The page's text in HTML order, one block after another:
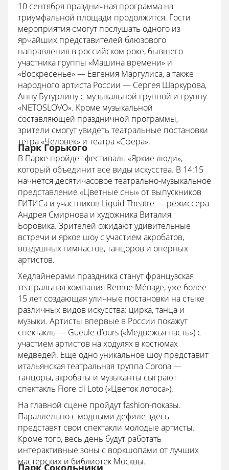
10 сентября праздничная программа на
триумфальной площади продолжится. Гости
мероприятия смогут послушать одного из
ярчайших представителей блюзового
направления в российском роке, бывшего
участника группы «Машина времени» и
«Воскресенье» — Евгения Маргулиса, а также
народного артиста России — Сергея Шаркурова,
Анну Бутурлину с музыкальной группой и группу
«NETOSLOVO». Кроме музыкальной
составляющей праздничной программы,
зрители смогут увидеть театральные постановки
тетра «Человек» и театра «Сфера».
Парк Горького
В Парке пройдет фестиваль «Яркие люди»,
который объединит все виды искусства. В 14:15
начнется десятичасовое театрально-музыкальное
представление «Цветные сны» от выпускников
ГИТИСа и участников Liquid Theatre — режиссера
Андрея Смирнова и художника Виталия
Боровика. Зрителей ожидают удивительные
встречи и яркое шоу с участием акробатов,
воздушных гимнастов, танцоров и оперных
артистов.
Хедлайнерами праздника станут французская
театральная компания Remue Ménage, уже более
15 лет создающая уличные постановки на стыке
различных видов искусства: цирка, танца и
музыки. Артисты впервые в России покажут
спектакль — Gueule d’ours («Медвежья пасть») с
участием артистов на ходулях в костюмах
медведей. Еще одно уникальное шоу представит
итальянская театральная труппа Corona —
танцоры, акробаты и музыканты сыграют
спектакль Fiore di Loto («Цветок лотоса»).
На главной сцене пройдут fashion-показы.
Параллельно с модными дефиле здесь
представят свои спектакли молодые артисты.
Кроме того, весь день будут работать
интерактивные зоны с воркшопами от лучших
мастерских и библиотек Москвы.
Парк Сокольники